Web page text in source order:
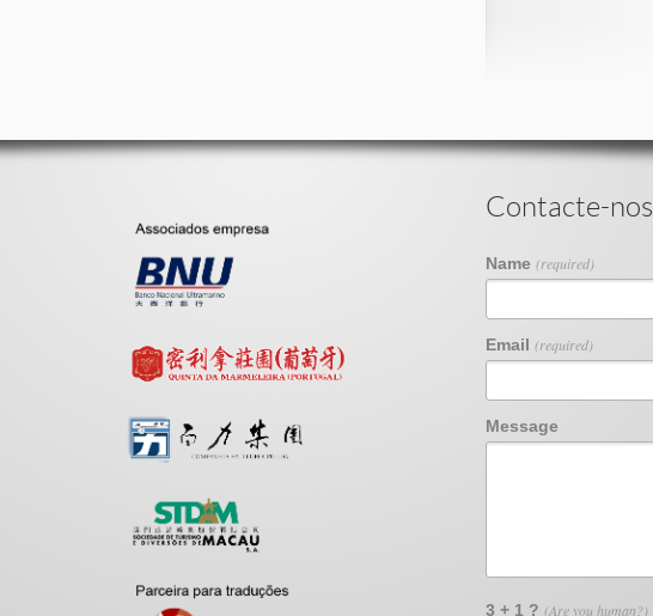
Contacte-nos
Name (required)
Email (required)
Message
3 + 1 ? (Are you human?)